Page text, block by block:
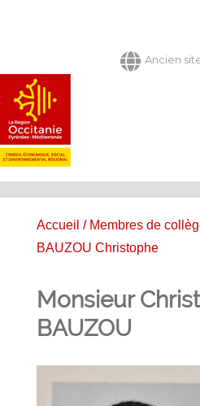
Ancien
Accueil / Membres de
BAUZOU Christophe
Monsieur
BAUZOU